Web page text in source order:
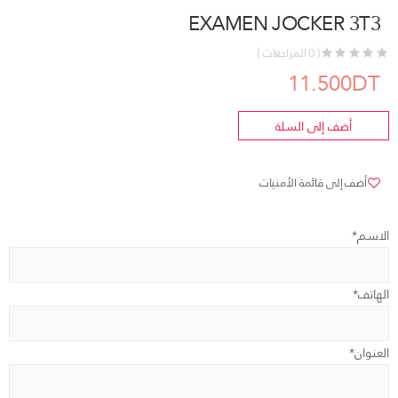
EXAMEN JOCKER 3T3
( 0 المراجعات )
11.500DT
أضف إلى السلة
أضف إلى قائمة الأمنيات
الاسم*
الهاتف*
العنوان*